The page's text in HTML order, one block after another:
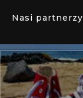
Nasi partnerzy